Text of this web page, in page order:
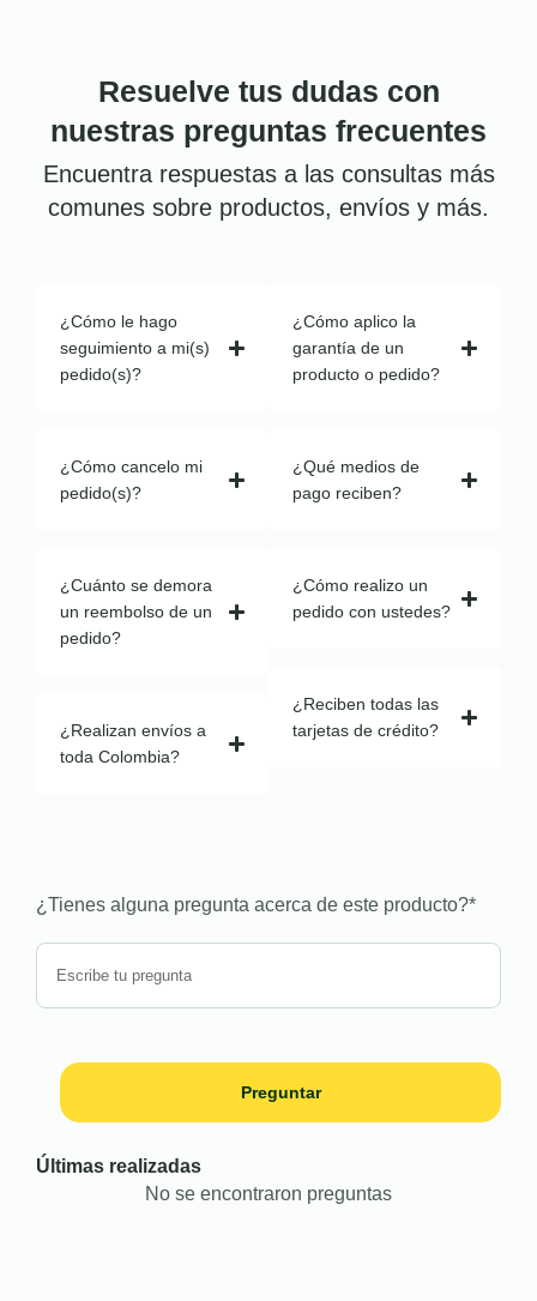
Resuelve tus dudas con
nuestras preguntas frecuentes
Encuentra respuestas a las consultas más
comunes sobre productos, envíos y más.
¿Cómo le hago
seguimiento a mi(s)
pedido(s)?
¿Cómo cancelo mi
pedido(s)?
¿Cuánto se demora
un reembolso de un
pedido?
¿Realizan envíos a
toda Colombia?
¿Cómo aplico la
garantía de un
producto o pedido?
¿Qué medios de
pago reciben?
¿Cómo realizo un
pedido con ustedes?
¿Reciben todas las
tarjetas de crédito?
¿Tienes alguna pregunta acerca de este producto?*
Preguntar
Últimas realizadas
No se encontraron preguntas